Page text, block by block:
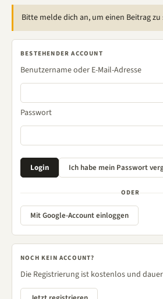
Bitte melde dich an, um einen Beitrag zu
BESTEHENDER ACCOUNT
Benutzername oder E-Mail-Adresse
Passwort
ODER
Mit Google-Account einloggen
NOCH KEIN ACCOUNT?
Die Registrierung ist kostenlos und